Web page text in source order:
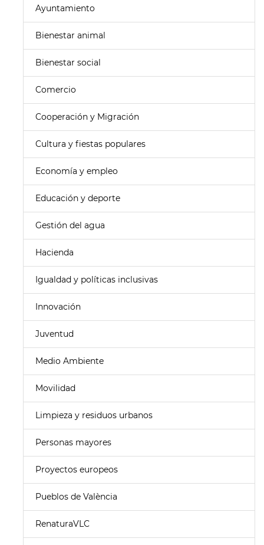
Ayuntamiento
Bienestar animal
Bienestar social
Comercio
Cooperación y Migración
Cultura y fiestas populares
Economía y empleo
Educación y deporte
Gestión del agua
Hacienda
Igualdad y políticas inclusivas
Innovación
Juventud
Medio Ambiente
Movilidad
Limpieza y residuos urbanos
Personas mayores
Proyectos europeos
Pueblos de València
RenaturaVLC